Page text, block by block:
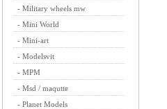
- Military wheels mw
- Mini World
- Mini-art
- Modelsvit
- MPM
- Msd / maqutte
- Planet Models